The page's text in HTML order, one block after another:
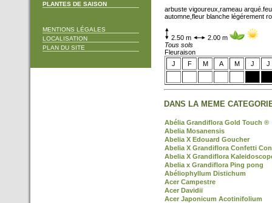
PLANTES DE SAISON
MENTIONS LÉGALES
LOCALISATION
PLAN DU SITE
arbuste vigoureux,rameau
automne,fleur blanche légérement
2.50 m
2.00 m
Tous sols
Fleuraison
J
F M A M J J
DANS LA MEME
Abélia Grandiflora Gold Touch ®
Abelia Mosanensis
Abelia X Edouard Goucher
Abelia X Grandiflora Confetti
Abelia X Grandiflora
Abelia x Grandiflora Ping pong
Abéliophyllum Distichum
Acer Campestre
Acer Davidii
Acer Japonicum Acotinifolium